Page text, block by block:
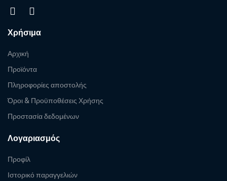
Χρήσιμα
Αρχική
Προϊόντα
Πληροφορίες αποστολής
Όροι & Προϋποθέσεις Χρήσης
Προστασία δεδομένων
Λογαριασμός
Προφίλ
Ιστορικό παραγγελιών